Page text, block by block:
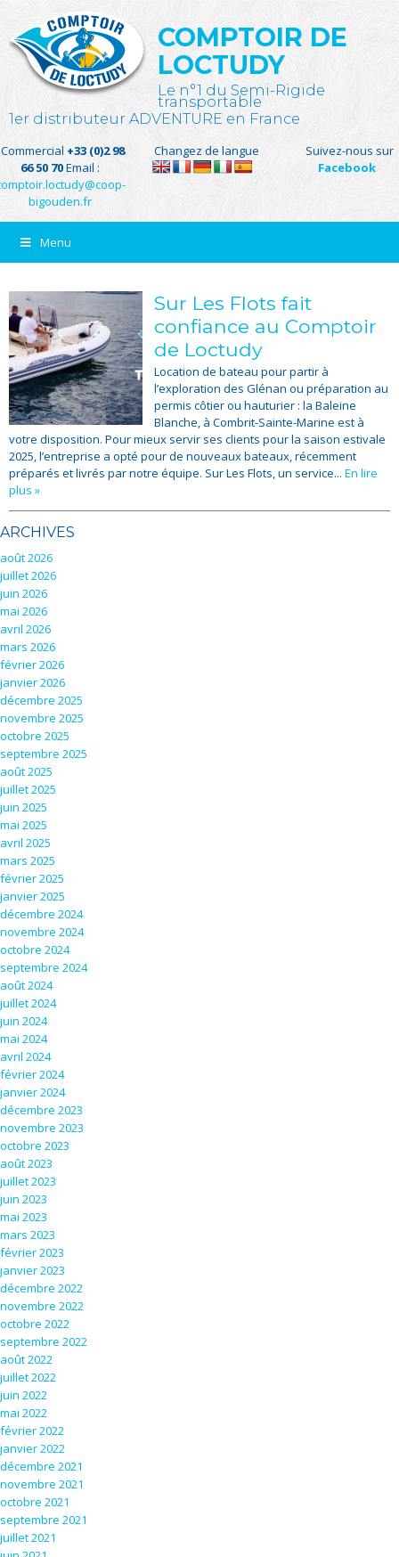
COMPTOIR DE
LOCTUDY
Le n°1 du Semi-Rigide
transportable
1er distributeur ADVENTURE en France
+33 (0)2 98
66 50 70Email :
bigouden.fr
Changez de langue
Suivez-nous sur
Facebook
Menu
Sur Les Flots fait
confiance au Comptoir
de Loctudy
Location de bateau pour partir à
l’exploration des Glénan ou préparation au
permis côtier ou hauturier : la Baleine
Blanche, à Combrit-Sainte-Marine est à
votre disposition. Pour mieux servir ses clients pour la saison estivale
2025, l’entreprise a opté pour de nouveaux bateaux, récemment
préparés et livrés par notre équipe. Sur Les Flots, un service... En lire
plus »
ARCHIVES
août 2026
juillet 2026
juin 2026
mai 2026
avril 2026
mars 2026
février 2026
janvier 2026
décembre 2025
novembre 2025
octobre 2025
septembre 2025
août 2025
juillet 2025
juin 2025
mai 2025
avril 2025
mars 2025
février 2025
janvier 2025
décembre 2024
novembre 2024
octobre 2024
septembre 2024
août 2024
juillet 2024
juin 2024
mai 2024
avril 2024
février 2024
janvier 2024
décembre 2023
novembre 2023
octobre 2023
août 2023
juillet 2023
juin 2023
mai 2023
mars 2023
février 2023
janvier 2023
décembre 2022
novembre 2022
octobre 2022
septembre 2022
août 2022
juillet 2022
juin 2022
mai 2022
février 2022
janvier 2022
décembre 2021
novembre 2021
octobre 2021
septembre 2021
juillet 2021